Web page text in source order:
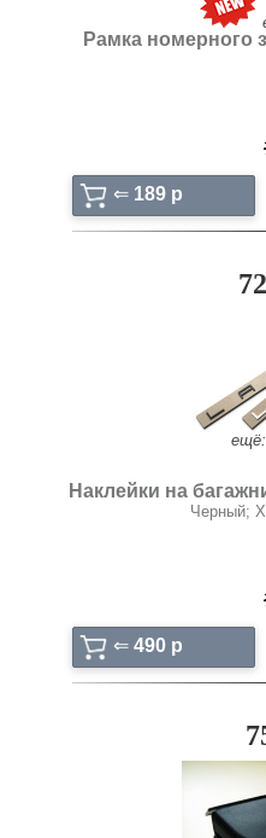
Рамка номерного
⇐ 189 p
Наклейки на
Черный;
⇐ 490 p